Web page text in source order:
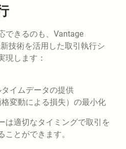
できるのも、Vantage
技術を活用した取引執行シ
現します：
イムデータの提供
変動による損失）の最小化
は適切なタイミングで取引を
とができます。